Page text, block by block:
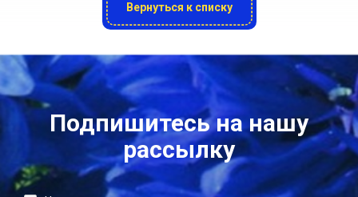
Вернуться к списку
Подпишитесь на нашу
рассылку